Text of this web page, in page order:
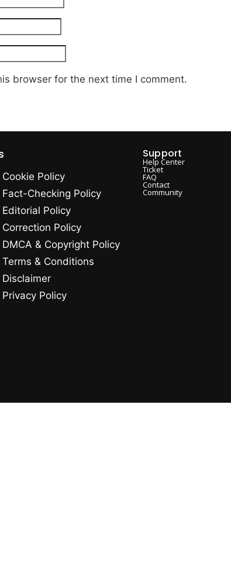
browser for the next time I comment.
Cookie Policy
Fact-Checking Policy
Editorial Policy
Correction Policy
DMCA & Copyright Policy
Terms & Conditions
Disclaimer
Privacy Policy
Support
Help Center
Ticket
FAQ
Contact
Community